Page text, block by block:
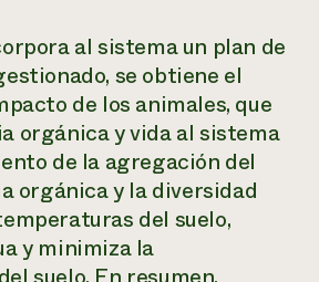
al sistema un plan de
se obtiene el
de los animales, que
orgánica y vida al sistema
de la agregación del
orgánica y la diversidad
del suelo,
y minimiza la